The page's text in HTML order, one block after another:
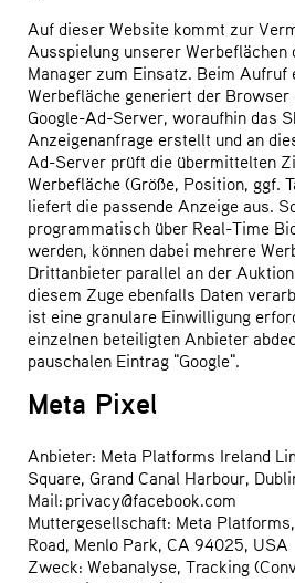
Auf dieser Website kommt zur
Ausspielung unserer Werbeflächen
Manager zum Einsatz. Beim Aufruf
Werbefläche generiert der Browser
Google-Ad-Server, woraufhin das
Anzeigenanfrage erstellt und an
Ad-Server prüft die übermittelten
Werbefläche (Größe, Position, ggf.
liefert die passende Anzeige aus.
programmatisch über Real-Time
werden, können dabei mehrere
Drittanbieter parallel an der
diesem Zuge ebenfalls Daten
ist eine granulare Einwilligung
einzelnen beteiligten Anbieter
pauschalen Eintrag "Google".
Meta Pixel
Anbieter: Meta Platforms Ireland
Square, Grand Canal Harbour,
Mail: privacy@facebook.com
Muttergesellschaft: Meta
Road, Menlo Park, CA 94025, USA
Zweck: Webanalyse, Tracking